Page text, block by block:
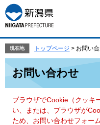
ー
ジ
の
頭
す。
ニ
ュ
ー
飛
て
現在地 トップページ > お問い
お問い合わせ
ブラウザでCookie（クッキ
い、または、ブラウザが
ため、お問い合わせフォー